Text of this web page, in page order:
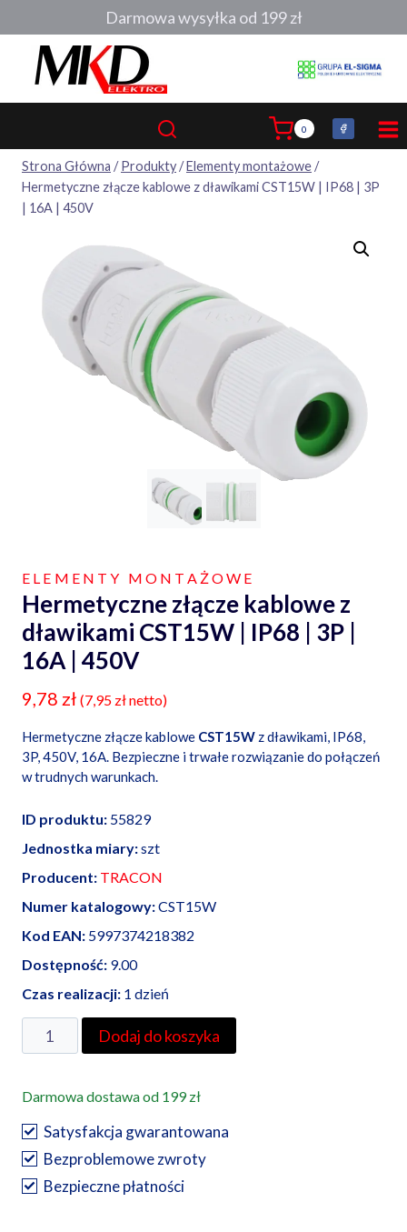
do
0
Strona Główna / Produkty/Elementy montażowe/
Hermetyczne złącze kablowe z dławikami CST15W | IP68 | 3P
| 16A | 450V
ELEMENTY MONTAŻOWE
Hermetyczne złącze kablowe z
dławikami CST15W | IP68 | 3P |
16A | 450V
9,78 zł (7,95 złnetto)
Hermetyczne złącze kablowe CST15W z dławikami, IP68,
3P, 450V, 16A. Bezpieczne i trwałe rozwiązanie do połączeń
w trudnych warunkach.
ID produktu: 55829
Jednostka miary:szt
Producent: TRACON
Numer katalogowy:CST15W
Kod EAN: 5997374218382
Dostępność: 9.00
Czas realizacji: 1 dzień
ilość
Hermetyczne
kablowe
z
dławikami
CST15W
Dodaj do koszyka
Darmowa dostawa od 199 zł
Satysfakcja gwarantowana
Bezproblemowe zwroty
Bezpieczne płatności
Darmowa wysyłka od 199 zł